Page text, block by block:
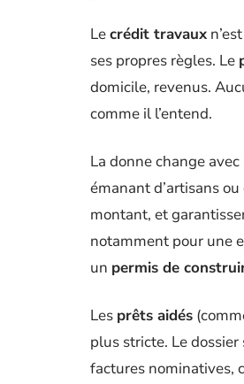
Lecrédit travaux
ses propres règles. Le
domicile, revenus.
comme il l’entend.
La donne change avec
émanant d’artisans
montant, et
notamment pour une
un permis de
Les prêts aidés
plus stricte. Le
factures nominatives,